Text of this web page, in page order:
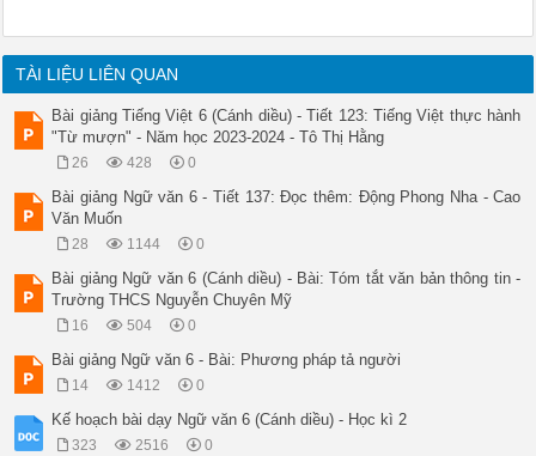
TÀI LIỆU LIÊN QUAN
Bài giảng Tiếng Việt 6 (Cánh diều) - Tiết 123: Tiếng Việt thực hành
"Từ mượn" - Năm học 2023-2024 - Tô Thị Hằng
26 428 0
Bài giảng Ngữ văn 6 - Tiết 137: Đọc thêm: Động Phong Nha - Cao
Văn Muốn
28 1144 0
Bài giảng Ngữ văn 6 (Cánh diều) - Bài: Tóm tắt văn bản thông tin -
Trường THCS Nguyễn Chuyên Mỹ
16 504 0
Bài giảng Ngữ văn 6 - Bài: Phương pháp tả người
14 1412 0
Kế hoạch bài dạy Ngữ văn 6 (Cánh diều) - Học kì 2
323 2516 0